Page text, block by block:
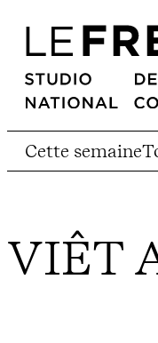
Cette semaine
VIÊT